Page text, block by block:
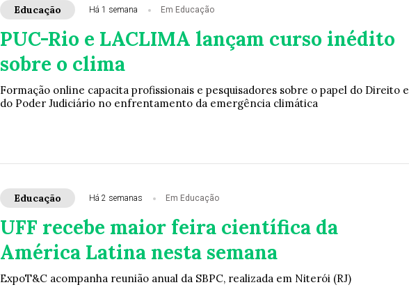
Educação Há 1 semana Em Educação
PUC-Rio e LACLIMA lançam curso inédito
sobre o clima
Formação online capacita profissionais e pesquisadores sobre o papel do Direito e
do Poder Judiciário no enfrentamento da emergência climática
Educação Há 2 semanas Em Educação
UFF recebe maior feira científica da
América Latina nesta semana
ExpoT&C acompanha reunião anual da SBPC, realizada em Niterói (RJ)